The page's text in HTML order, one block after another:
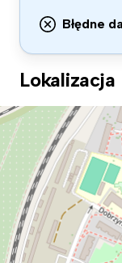
Błędne
Lokalizacja